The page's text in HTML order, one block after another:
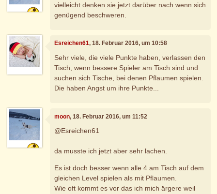
vielleicht denken sie jetzt darüber nach wenn sich
genügend beschweren.
Esreichen61, 18. Februar 2016, um 10:58
Sehr viele, die viele Punkte haben, verlassen den
Tisch, wenn bessere Spieler am Tisch sind und
suchen sich Tische, bei denen Pflaumen spielen.
Die haben Angst um ihre Punkte...
moon, 18. Februar 2016, um 11:52
@Esreichen61
da musste ich jetzt aber sehr lachen.
Es ist doch besser wenn alle 4 am Tisch auf dem
gleichen Level spielen als mit Pflaumen.
Wie oft kommt es vor das ich mich ärgere weil